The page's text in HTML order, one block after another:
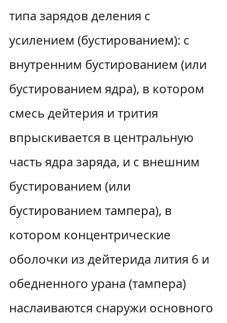
типа зарядов деления с
усилением (бустированием): с
внутренним бустированием (или
бустированием ядра), в котором
смесь дейтерия и трития
впрыскивается в центральную
часть ядра заряда, и с внешним
бустированием (или
бустированием тампера), в
котором концентрические
оболочки из дейтерида лития 6 и
обедненного урана (тампера)
наслаиваются снаружи основного